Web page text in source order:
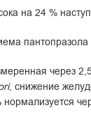
на 24 %
пантопразола
через
, снижение
нормализуется